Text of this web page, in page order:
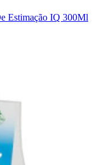
Estimação IQ 300Ml